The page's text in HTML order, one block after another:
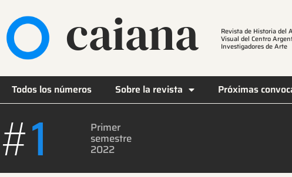
caiana Revista de Historia del
Visual del Centro
Investigadores de Arte
Todos los números Sobre la revista Próximas
#1 Primer
semestre
2022